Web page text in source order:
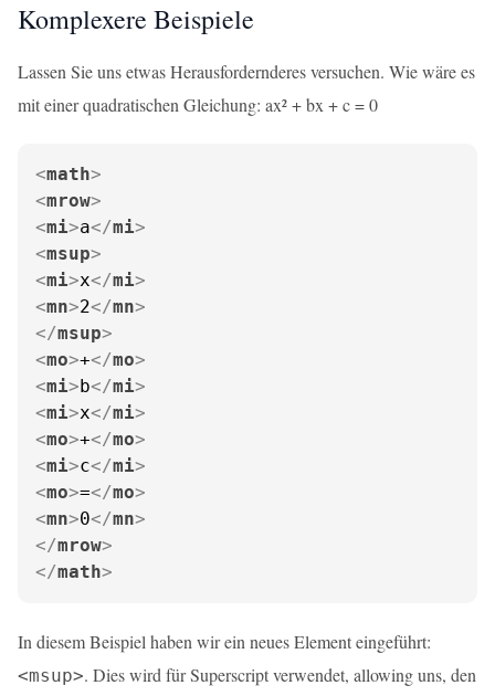
Komplexere Beispiele
Lassen Sie uns etwas Herausfordernderes versuchen. Wie wäre es
mit einer quadratischen Gleichung: ax² + bx + c = 0
<math>
<mrow>
<mi>a</mi>
<msup>
<mi>x</mi>
<mn>2</mn>
</msup>
<mo>+</mo>
<mi>b</mi>
<mi>x</mi>
<mo>+</mo>
<mi>c</mi>
<mo>=</mo>
<mn>0</mn>
</mrow>
</math>
In diesem Beispiel haben wir ein neues Element eingeführt:
<msup>. Dies wird für Superscript verwendet, allowing uns, den